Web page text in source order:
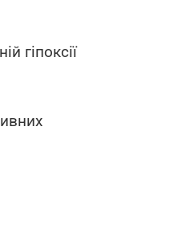
гіпоксії